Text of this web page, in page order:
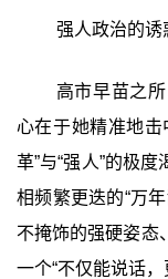
强人政治的诱
高市早苗之
心在于她精准地击
革”与“强人”的极
相频繁更迭的“万
不掩饰的强硬姿态
一个“不仅能说话，